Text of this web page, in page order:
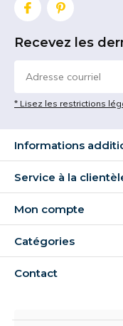
Recevez les
* Lisez les restrictions
Informations
Service à la
Mon compte
Catégories
Contact